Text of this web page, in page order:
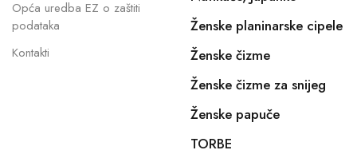
Opća uredba EZ o zaštiti
podataka
Kontakti
Ženske planinarske cipele
Ženske čizme
Ženske čizme za snijeg
Ženske papuče
TORBE